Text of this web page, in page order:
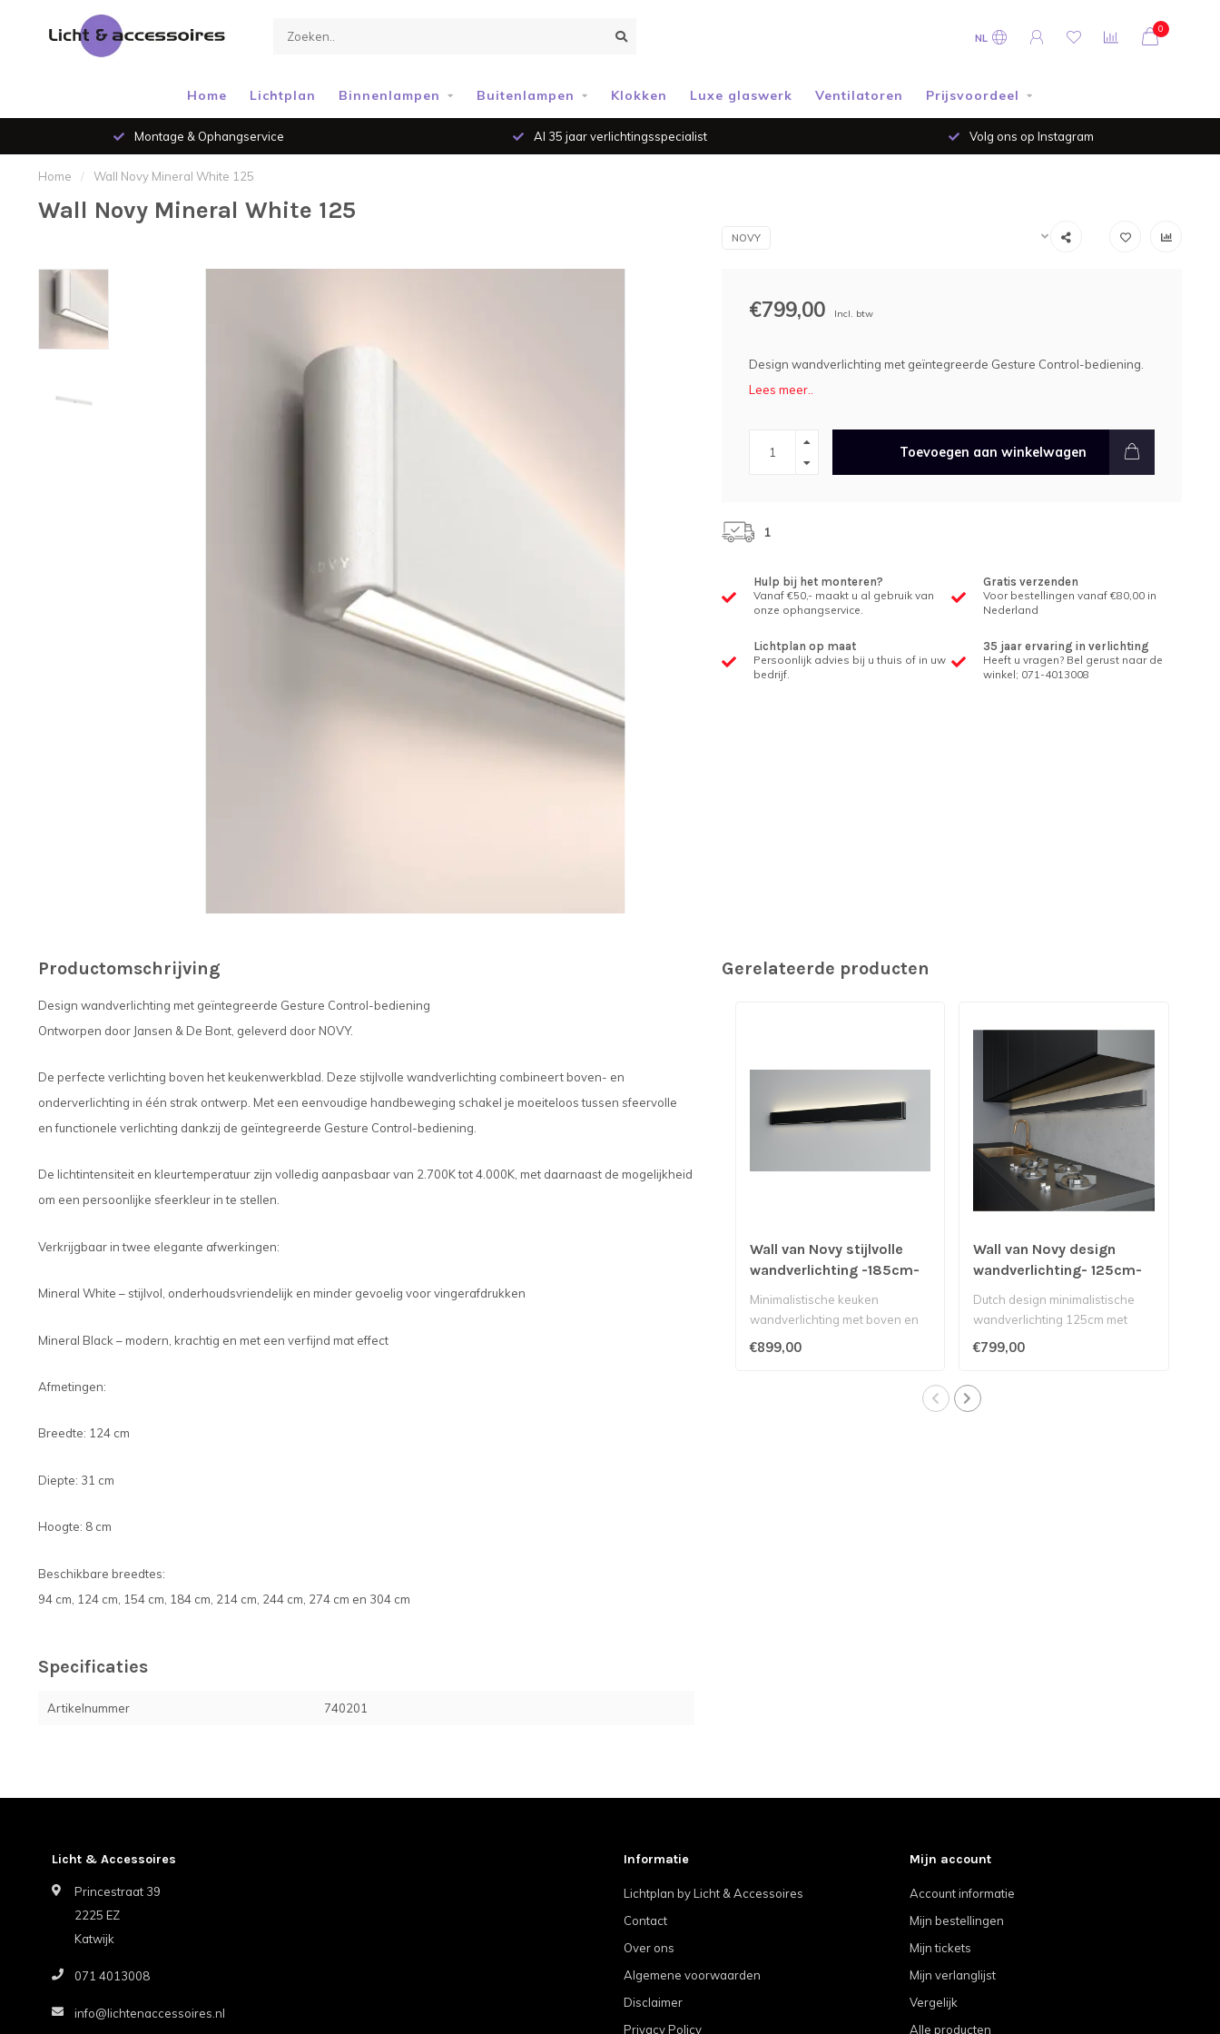
NL
0
Home Lichtplan Binnenlampen Buitenlampen Klokken Luxe glaswerk Ventilatoren Prijsvoordeel
Montage & Ophangservice Al 35 jaar verlichtingsspecialist Volg ons op Instagram
Home / Wall Novy Mineral White 125
Wall Novy Mineral White 125
NOVY
€799,00 Incl. btw
Design wandverlichting met geïntegreerde Gesture Control-bediening.
Lees meer..
Toevoegen aan winkelwagen
1
Hulp bij het monteren?
Vanaf €50,- maakt u al gebruik van
onze ophangservice.
Gratis verzenden
Voor bestellingen vanaf €80,00 in
Nederland
Lichtplan op maat
Persoonlijk advies bij u thuis of in uw
bedrijf.
35 jaar ervaring in verlichting
Heeft u vragen? Bel gerust naar de
winkel; 071-4013008
Productomschrijving
Design wandverlichting met geïntegreerde Gesture Control-bediening
Ontworpen door Jansen & De Bont, geleverd door NOVY.
De perfecte verlichting boven het keukenwerkblad. Deze stijlvolle wandverlichting combineert boven- en
onderverlichting in één strak ontwerp. Met een eenvoudige handbeweging schakel je moeiteloos tussen sfeervolle
en functionele verlichting dankzij de geïntegreerde Gesture Control-bediening.
De lichtintensiteit en kleurtemperatuur zijn volledig aanpasbaar van 2.700K tot 4.000K, met daarnaast de mogelijkheid
om een persoonlijke sfeerkleur in te stellen.
Verkrijgbaar in twee elegante afwerkingen:
Mineral White – stijlvol, onderhoudsvriendelijk en minder gevoelig voor vingerafdrukken
Mineral Black – modern, krachtig en met een verfijnd mat effect
Afmetingen:
Breedte: 124 cm
Diepte: 31 cm
Hoogte: 8 cm
Beschikbare breedtes:
94 cm, 124 cm, 154 cm, 184 cm, 214 cm, 244 cm, 274 cm en 304 cm
Specificaties
Artikelnummer 740201
Gerelateerde producten
Wall van Novy stijlvolle
wandverlichting -185cm-
Minimalistische keuken
wandverlichting met boven en
onderverlichting, ontworpen ..
€899,00
Wall van Novy design
wandverlichting- 125cm-
Dutch design minimalistische
wandverlichting 125cm met
boven en onderverlichting..
€799,00
Licht & Accessoires
Princestraat 39
2225 EZ
Katwijk
071 4013008
info@lichtenaccessoires.nl
Informatie
Lichtplan by Licht & Accessoires
Contact
Over ons
Algemene voorwaarden
Disclaimer
Privacy Policy
Mijn account
Account informatie
Mijn bestellingen
Mijn tickets
Mijn verlanglijst
Vergelijk
Alle producten